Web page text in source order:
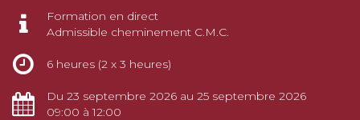
Formation en direct
Admissible cheminement C.M.C.
6 heures (2 x 3 heures)
Du 23 septembre 2026 au 25 septembre 2026
09:00 à 12:00